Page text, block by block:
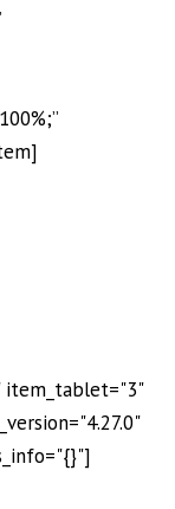
item_tablet="3"